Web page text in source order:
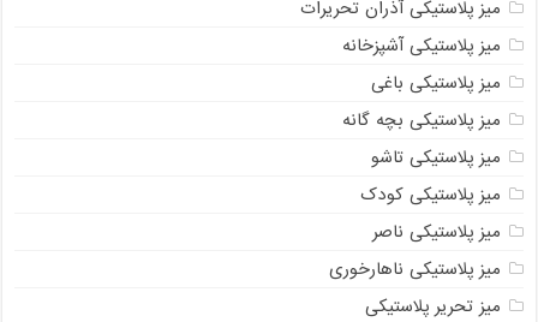
میز پلاستیکی آذران تحریرات
میز پلاستیکی آشپزخانه
میز پلاستیکی باغی
میز پلاستیکی بچه گانه
میز پلاستیکی تاشو
میز پلاستیکی کودک
میز پلاستیکی ناصر
میز پلاستیکی ناهارخوری
میز تحریر پلاستیکی